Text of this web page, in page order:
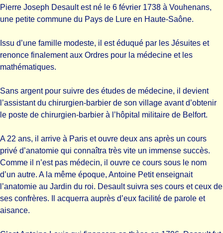
Pierre Joseph Desault est né le 6 février 1738 à Vouhenans,
une petite commune du Pays de Lure en Haute-Saône.
Issu d’une famille modeste, il est éduqué par les Jésuites et
renonce finalement aux Ordres pour la médecine et les
mathématiques.
Sans argent pour suivre des études de médecine, il devient
l’assistant du chirurgien-barbier de son village avant d’obtenir
le poste de chirurgien-barbier à l’hôpital militaire de Belfort.
A 22 ans, il arrive à Paris et ouvre deux ans après un cours
privé d’anatomie qui connaîtra très vite un immense succès.
Comme il n’est pas médecin, il ouvre ce cours sous le nom
d’un autre. A la même époque, Antoine Petit enseignait
l’anatomie au Jardin du roi. Desault suivra ses cours et ceux de
ses confrères. Il acquerra auprès d’eux facilité de parole et
aisance.